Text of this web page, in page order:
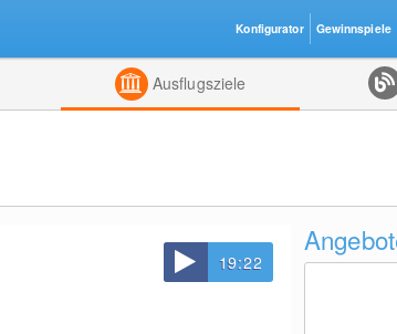
Ausflugsziele
19:22
Konfigurator Gewinnspiele